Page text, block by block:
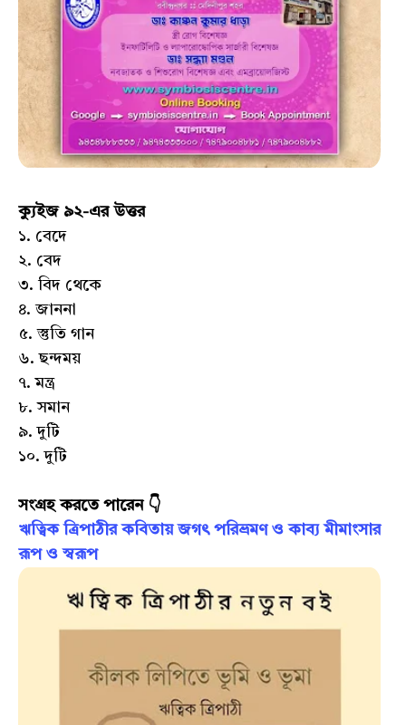
ক্যুইজ ৯২-এর উত্তর
১. বেদে
২. বেদ
৩. বিদ থেকে
৪. জাননা
৫. স্তুতি গান
৬. ছন্দময়
৭. মন্ত্র
৮. সমান
৯. দুটি
১০. দুটি
সংগ্রহ করতে পারেন 👇
ঋত্বিক ত্রিপাঠীর কবিতায় জগৎ পরিভ্রমণ ও কাব‍্য মীমাংসার
রূপ ও স্বরূপ